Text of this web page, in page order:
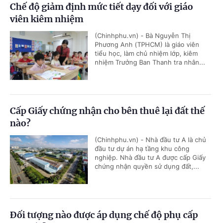
Chế độ giảm định mức tiết dạy đối với giáo
viên kiêm nhiệm
(Chinhphu.vn) - Bà Nguyễn Thị
Phương Anh (TPHCM) là giáo viên
tiểu học, làm chủ nhiệm lớp, kiêm
nhiệm Trưởng Ban Thanh tra nhân...
Cấp Giấy chứng nhận cho bên thuê lại đất thế
nào?
(Chinhphu.vn) - Nhà đầu tư A là chủ
đầu tư dự án hạ tầng khu công
nghiệp. Nhà đầu tư A được cấp Giấy
chứng nhận quyền sử dụng đất,...
Đối tượng nào được áp dụng chế độ phụ cấp